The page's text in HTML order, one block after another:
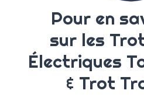
Pour en
sur les
Électriques
& Trot